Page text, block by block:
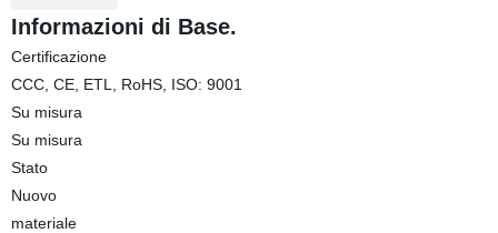
Informazioni di Base.
Certificazione
CCC, CE, ETL, RoHS, ISO: 9001
Su misura
Su misura
Stato
Nuovo
materiale